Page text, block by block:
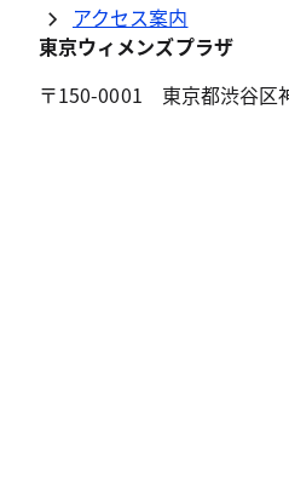
アクセス案内
東京ウィメンズプラザ
〒150-0001 東京都渋谷区